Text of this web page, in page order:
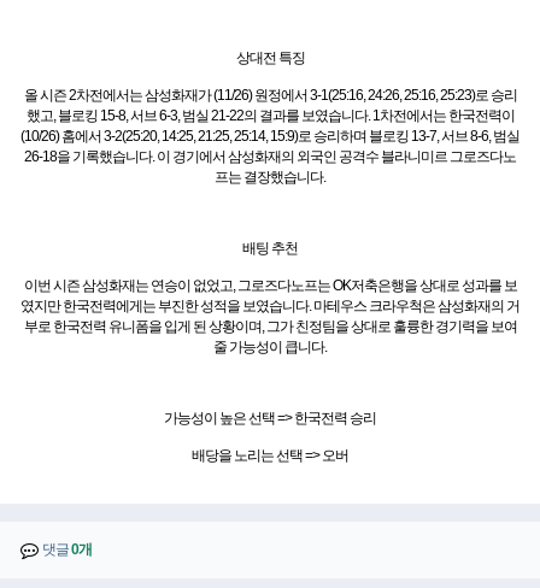
상대전 특징
올 시즌 2차전에서는 삼성화재가 (11/26) 원정에서 3-1(25:16, 24:26, 25:16, 25:23)로 승리
했고, 블로킹 15-8, 서브 6-3, 범실 21-22의 결과를 보였습니다. 1차전에서는 한국전력이
(10/26) 홈에서 3-2(25:20, 14:25, 21:25, 25:14, 15:9)로 승리하며 블로킹 13-7, 서브 8-6, 범실
26-18을 기록했습니다. 이 경기에서 삼성화재의 외국인 공격수 블라니미르 그로즈다노
프는 결장했습니다.
배팅 추천
이번 시즌 삼성화재는 연승이 없었고, 그로즈다노프는 OK저축은행을 상대로 성과를 보
였지만 한국전력에게는 부진한 성적을 보였습니다. 마테우스 크라우척은 삼성화재의 거
부로 한국전력 유니폼을 입게 된 상황이며, 그가 친정팀을 상대로 훌륭한 경기력을 보여
줄 가능성이 큽니다.
가능성이 높은 선택 => 한국전력 승리
배당을 노리는 선택 => 오버
댓글0개